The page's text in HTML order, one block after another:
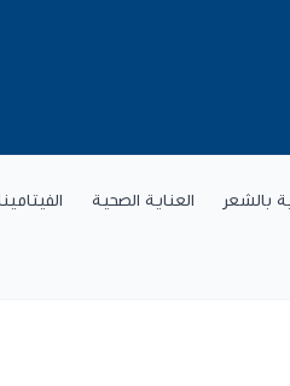
بالشعر العناية الصحية